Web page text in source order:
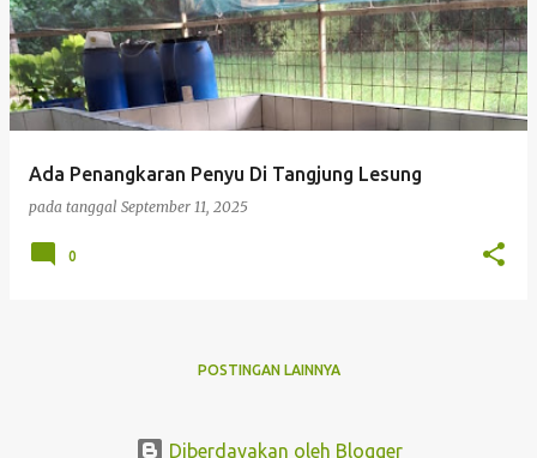
Ada Penangkaran Penyu Di Tangjung Lesung
pada tanggal September 11, 2025
0
POSTINGAN LAINNYA
Diberdayakan oleh Blogger